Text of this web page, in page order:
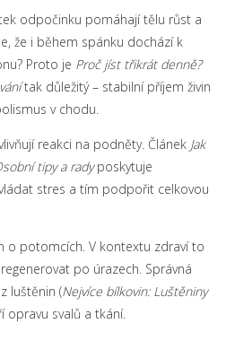
odpočinku pomáhají tělu růst a
že i během spánku dochází k
Proto je Proč jíst třikrát denně?
tak důležitý – stabilní příjem živin
v chodu.
reakci na podněty. Článek Jak
tipy a radyposkytuje
stres a tím podpořit celkovou
o potomcích. V kontextu zdraví to
po úrazech. Správná
luštěnin (Nejvíce bílkovin: Luštěniny
opravu svalů a tkání.